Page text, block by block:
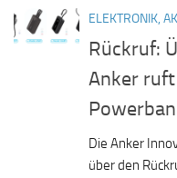
ELEKTRONIK,
Rückruf:
Anker
Die Anker
über den